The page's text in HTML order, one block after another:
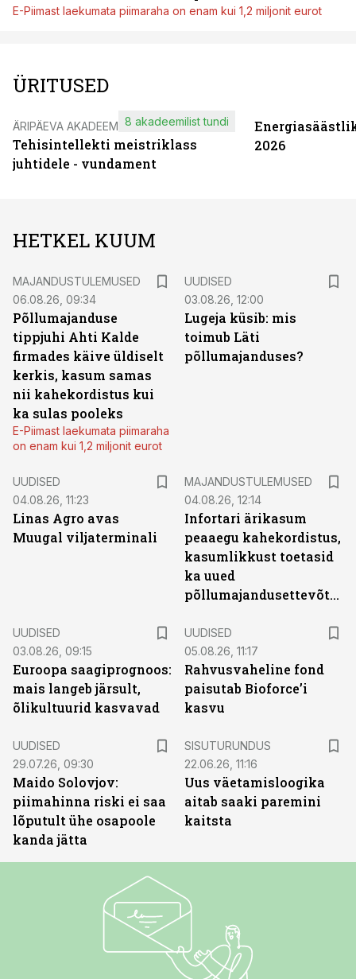
E-Piimast laekumata piimaraha on enam kui 1,2 miljonit eurot
ÜRITUSED
ÄRIPÄEVA AKADEEMIA
Tehisintellekti meistriklass
juhtidele - vundament
8 akadeemilist tundi
2026
HETKEL KUUM
MAJANDUSTULEMUSED
06.08.26, 09:34
Põllumajanduse
tippjuhi Ahti Kalde
firmades käive üldiselt
kerkis, kasum samas
nii kahekordistus kui
ka sulas pooleks
E-Piimast laekumata piimaraha
on enam kui 1,2 miljonit eurot
UUDISED
03.08.26, 12:00
Lugeja küsib: mis
toimub Läti
põllumajanduses?
UUDISED
04.08.26, 11:23
Linas Agro avas
Muugal viljaterminali
MAJANDUSTULEMUSED
04.08.26, 12:14
Infortari ärikasum
peaaegu kahekordistus,
kasumlikkust toetasid
ka uued
põllumajandusettevõtted
UUDISED
03.08.26, 09:15
Euroopa saagiprognoos:
mais langeb järsult,
õlikultuurid kasvavad
UUDISED
05.08.26, 11:17
Rahvusvaheline fond
paisutab Bioforce’i
kasvu
UUDISED
29.07.26, 09:30
Maido Solovjov:
piimahinna riski ei saa
lõputult ühe osapoole
kanda jätta
SISUTURUNDUS
22.06.26, 11:16
Uus väetamisloogika
aitab saaki paremini
kaitsta